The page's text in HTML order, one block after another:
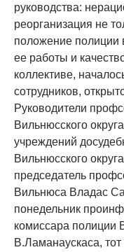
руководства:
реорганизация не
положение полиции
ее работы и
коллективе,
сотрудников,
Руководители
Вильнюсского
учреждений
Вильнюсского
председатель
Вильнюса Владас
понедельник
комиссара полиции
В.Ламанаускаса, тот